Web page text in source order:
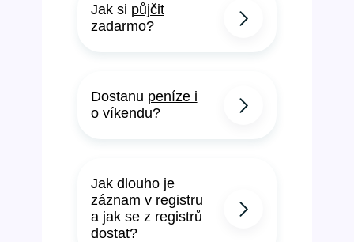
Jak si půjčit
zadarmo?
Dostanu peníze i
o víkendu?
Jak dlouho je
záznam v registru
a jak se z registrů
dostat?